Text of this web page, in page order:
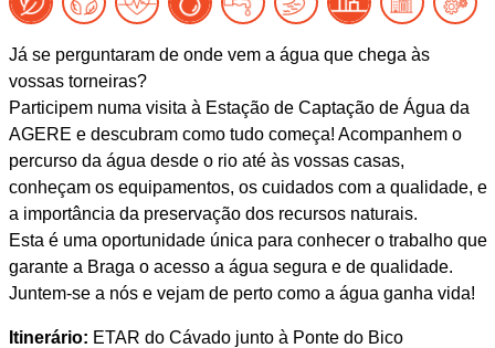
Já se perguntaram de onde vem a água que chega às
vossas torneiras?
Participem numa visita à Estação de Captação de Água da
AGERE e descubram como tudo começa! Acompanhem o
percurso da água desde o rio até às vossas casas,
conheçam os equipamentos, os cuidados com a qualidade, e
a importância da preservação dos recursos naturais.
Esta é uma oportunidade única para conhecer o trabalho que
garante a Braga o acesso a água segura e de qualidade.
Juntem-se a nós e vejam de perto como a água ganha vida!
Itinerário: ETAR do Cávado junto à Ponte do Bico